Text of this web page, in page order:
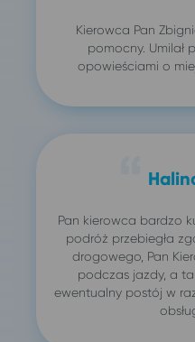
Kierowca Pan
pomocny. Umilał
opowieściami o
Pan kierowca bardzo
podróż przebiegła
drogowego, Pan
podczas jazdy, a
ewentualny postój w